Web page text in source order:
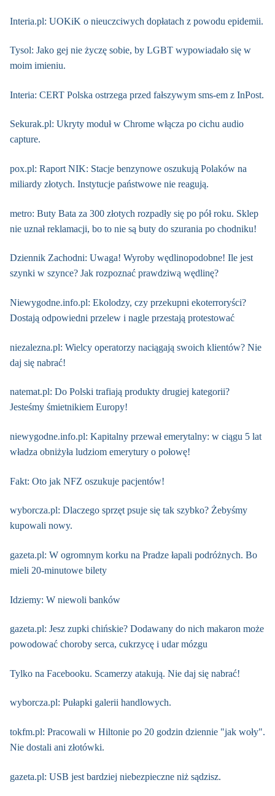
Interia.pl: UOKiK o nieuczciwych dopłatach z powodu epidemii.
Tysol: Jako gej nie życzę sobie, by LGBT wypowiadało się w
moim imieniu.
Interia: CERT Polska ostrzega przed fałszywym sms-em z InPost.
Sekurak.pl: Ukryty moduł w Chrome włącza po cichu audio
capture.
pox.pl: Raport NIK: Stacje benzynowe oszukują Polaków na
miliardy złotych. Instytucje państwowe nie reagują.
metro: Buty Bata za 300 złotych rozpadły się po pół roku. Sklep
nie uznał reklamacji, bo to nie są buty do szurania po chodniku!
Dziennik Zachodni: Uwaga! Wyroby wędlinopodobne! Ile jest
szynki w szynce? Jak rozpoznać prawdziwą wędlinę?
Niewygodne.info.pl: Ekolodzy, czy przekupni ekoterroryści?
Dostają odpowiedni przelew i nagle przestają protestować
niezalezna.pl: Wielcy operatorzy naciągają swoich klientów? Nie
daj się nabrać!
natemat.pl: Do Polski trafiają produkty drugiej kategorii?
Jesteśmy śmietnikiem Europy!
niewygodne.info.pl: Kapitalny przewał emerytalny: w ciągu 5 lat
władza obniżyła ludziom emerytury o połowę!
Fakt: Oto jak NFZ oszukuje pacjentów!
wyborcza.pl: Dlaczego sprzęt psuje się tak szybko? Żebyśmy
kupowali nowy.
gazeta.pl: W ogromnym korku na Pradze łapali podróżnych. Bo
mieli 20-minutowe bilety
Idziemy: W niewoli banków
gazeta.pl: Jesz zupki chińskie? Dodawany do nich makaron może
powodować choroby serca, cukrzycę i udar mózgu
Tylko na Facebooku. Scamerzy atakują. Nie daj się nabrać!
wyborcza.pl: Pułapki galerii handlowych.
tokfm.pl: Pracowali w Hiltonie po 20 godzin dziennie "jak woły".
Nie dostali ani złotówki.
gazeta.pl: USB jest bardziej niebezpieczne niż sądzisz.